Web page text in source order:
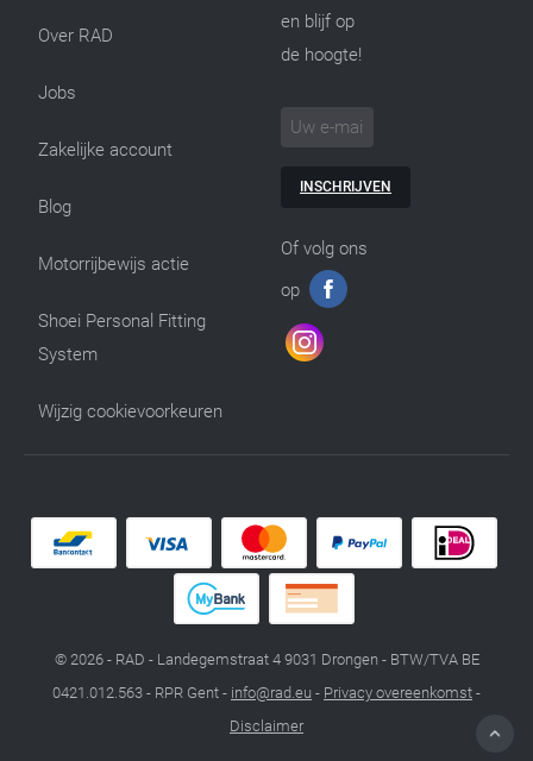
Over RAD
Jobs
Zakelijke account
Blog
Motorrijbewijs actie
Shoei Personal Fitting
System
Wijzig cookievoorkeuren
en blijf op
de hoogte!
INSCHRIJVEN
Of volg ons
op
© 2026 - RAD - Landegemstraat 4 9031 Drongen - BTW/TVA BE
0421.012.563 - RPR Gent - info@rad.eu - Privacy overeenkomst -
Disclaimer